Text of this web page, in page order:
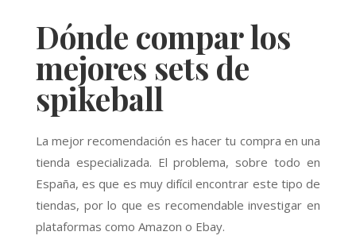
Dónde compar los
mejores sets de
spikeball
La mejor recomendación es hacer tu compra en una
tienda especializada. El problema, sobre todo en
España, es que es muy difícil encontrar este tipo de
tiendas, por lo que es recomendable investigar en
plataformas como Amazon o Ebay.